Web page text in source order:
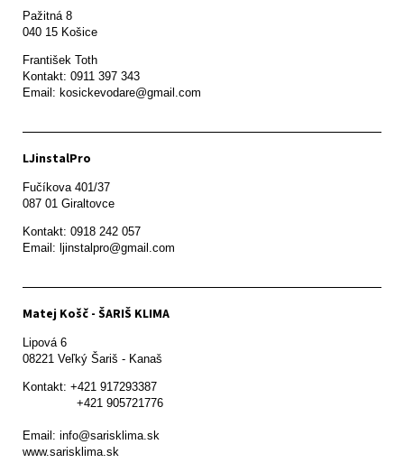
Pažitná 8
František Toth
Kontakt: 0911 397 343
Email: kosickevodare@gmail.com
LJinstalPro
Fučíkova 401/37
087 01 Giraltovce
Kontakt: 0918 242 057
Email: ljinstalpro@gmail.com
Matej Košč - ŠARIŠ KLIMA
Lipová 6
08221 Veľký Šariš - Kanaš
Kontakt: +421 917293387
Email: info@sarisklima.sk
www.sarisklima.sk